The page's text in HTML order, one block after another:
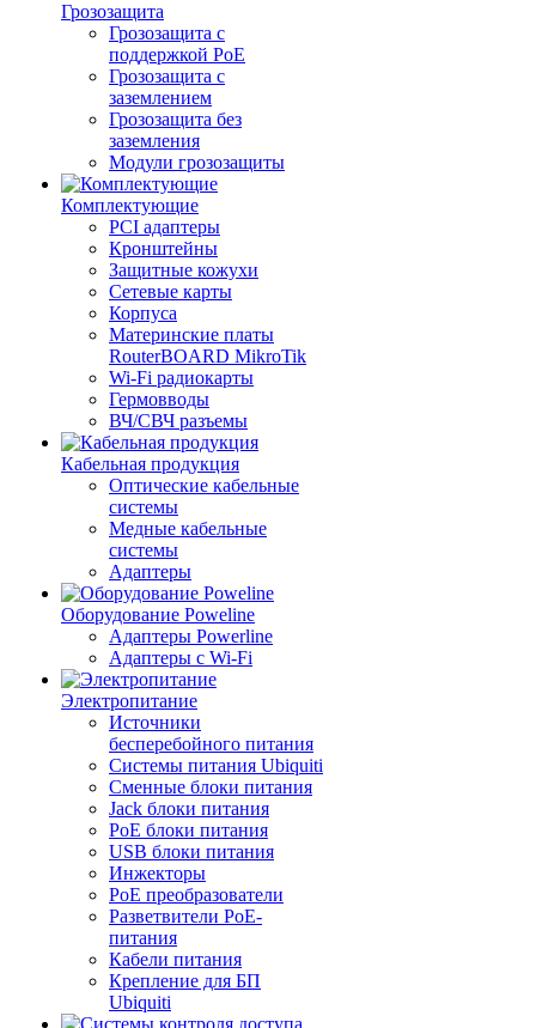
Грозозащита
Грозозащита с
поддержкой PoE
Грозозащита с
заземлением
Грозозащита без
заземления
Модули грозозащиты
Комплектующие
PCI адаптеры
Кронштейны
Защитные кожухи
Сетевые карты
Корпуса
Материнские платы
RouterBOARD MikroTik
Wi-Fi радиокарты
Гермовводы
ВЧ/СВЧ разъемы
Кабельная продукция
Оптические кабельные
системы
Медные кабельные
системы
Адаптеры
Оборудование Poweline
Адаптеры Powerline
Адаптеры с Wi-Fi
Электропитание
Источники
бесперебойного питания
Системы питания Ubiquiti
Сменные блоки питания
Jack блоки питания
PoE блоки питания
USB блоки питания
Инжекторы
PoE преобразователи
Разветвители PoE-
питания
Кабели питания
Крепление для БП
Ubiquiti